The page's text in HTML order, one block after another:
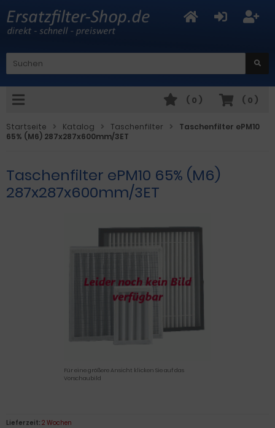
( 0 )
( 0 )
Startseite Katalog Taschenfilter
Taschenfilter ePM10
65% (M6) 287x287x600mm/3ET
Taschenfilter ePM10 65% (M6)
287x287x600mm/3ET
Für eine größere Ansicht klicken Sie auf das
Vorschaubild
Lieferzeit: 2 Wochen